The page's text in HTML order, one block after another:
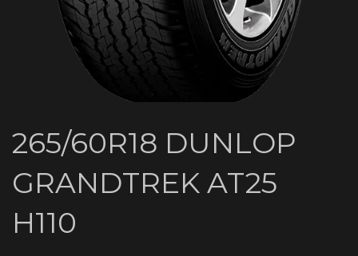
265/60R18 DUNLOP
GRANDTREK AT25
H110